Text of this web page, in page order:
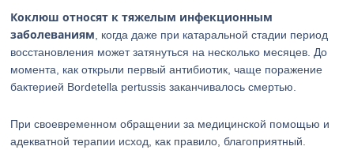
Коклюш относят к тяжелым инфекционным
заболеваниям , когда даже при катаральной стадии период
восстановления может затянуться на несколько месяцев. До
момента, как открыли первый антибиотик, чаще поражение
бактерией Bordetella pertussis заканчивалось смертью.
При своевременном обращении за медицинской помощью и
адекватной терапии исход, как правило, благоприятный.